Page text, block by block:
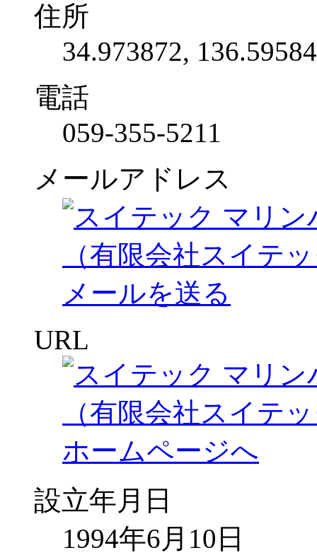
住所
34.973872,
電話
059-355-5211
メールアドレス
URL
設立年月日
1994年6月10日